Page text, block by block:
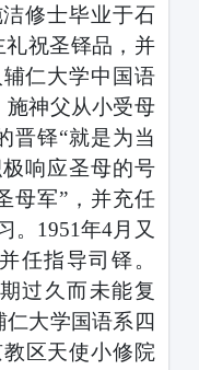
洁修士毕业于石
礼祝圣铎品，并
辅仁大学中国语
施神父从小受母
晋铎“就是为当
响应圣母的号
母军”，并充任
。 1951年4月又
任指导司铎。
过久而未能复
大学国语系四
区天使小修院